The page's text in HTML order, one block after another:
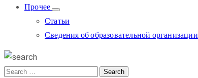
Прочее
Статьи
Сведения об образовательной организации